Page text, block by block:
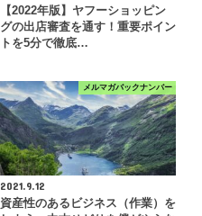
【2022年版】ヤフーショッピン
グの出店審査を通す！重要ポイン
トを5分で徹底…
メルマガバックナンバー
2021.9.12
資産性のあるビジネス（作業）を